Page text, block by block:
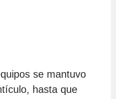
con tres
un out, Raimel
se mantuvo
hasta que